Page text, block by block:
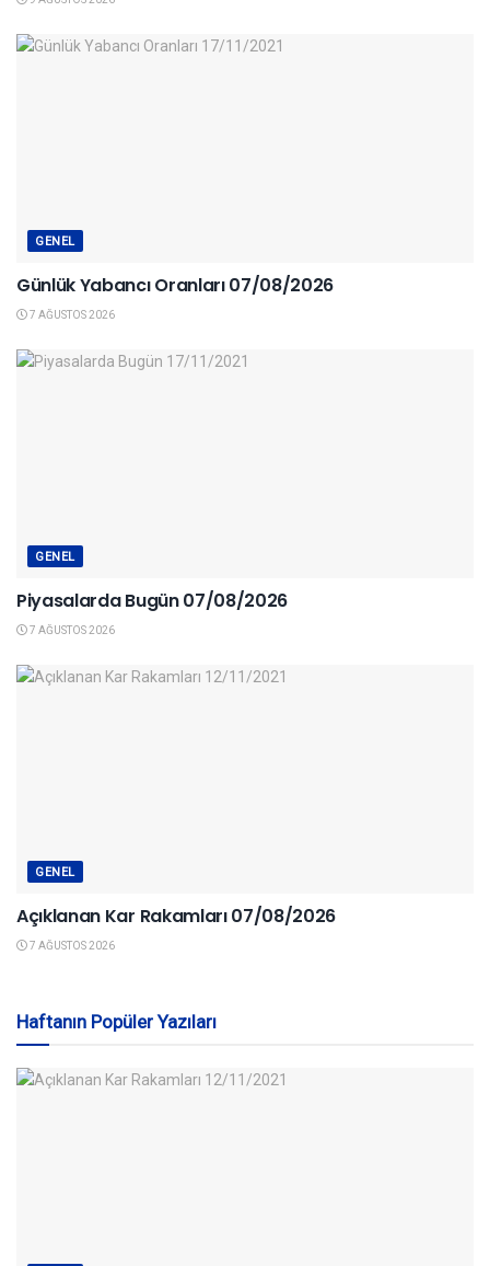
GENEL
Günlük Yabancı Oranları 07/08/2026
7 AĞUSTOS 2026
GENEL
Piyasalarda Bugün 07/08/2026
7 AĞUSTOS 2026
GENEL
Açıklanan Kar Rakamları 07/08/2026
7 AĞUSTOS 2026
Haftanın Popüler Yazıları